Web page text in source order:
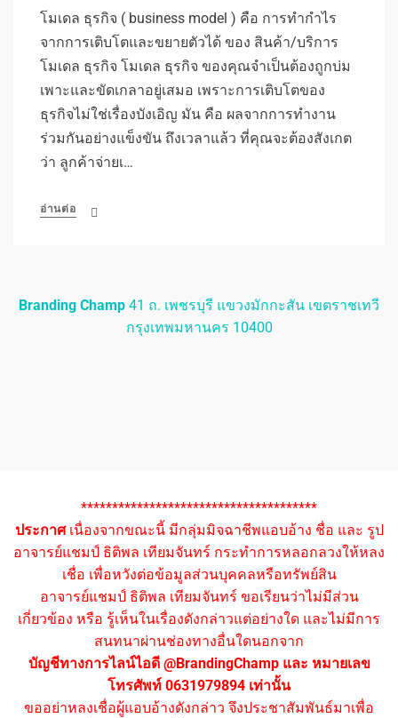
โมเดล ธุรกิจ ( business model ) คือ การทำกำไร
จากการเติบโตและขยายตัวได้ ของ สินค้า/บริการ
โมเดล ธุรกิจ โมเดล ธุรกิจ ของคุณจำเป็นต้องถูกบ่ม
เพาะและขัดเกลาอยู่เสมอ เพราะการเติบโตของ
ธุรกิจไม่ใช่เรื่องบังเอิญ มัน คือ ผลจากการทำงาน
ร่วมกันอย่างแข็งขัน ถึงเวลาแล้ว ที่คุณจะต้องสังเกต
ว่า ลูกค้าจ่ายเ…
อ่านต่อ
Branding Champ 41 ถ. เพชรบุรี แขวงมักกะสัน เขตราชเทวี
กรุงเทพมหานคร 10400
**************************************
ประกาศเนื่องจากขณะนี้ มีกลุ่มมิจฉาชีพแอบอ้าง ชื่อ และ รูป
อาจารย์แชมป์ ธิติพล เทียมจันทร์ กระทำการหลอกลวงให้หลง
เชื่อ เพื่อหวังต่อข้อมูลส่วนบุคคลหรือทรัพย์สิน
อาจารย์แชมป์ ธิติพล เทียมจันทร์ ขอเรียนว่าไม่มีส่วน
เกี่ยวข้อง หรือ รู้เห็นในเรื่องดังกล่าวแต่อย่างใด และไม่มีการ
สนทนาผ่านช่องทางอื่นใดนอกจาก
บัญชีทางการไลน์ไอดี @BrandingChamp และ หมายเลข
โทรศัพท์ 0631979894 เท่านั้น
ขออย่าหลงเชื่อผู้แอบอ้างดังกล่าว จึงประชาสัมพันธ์มาเพื่อ